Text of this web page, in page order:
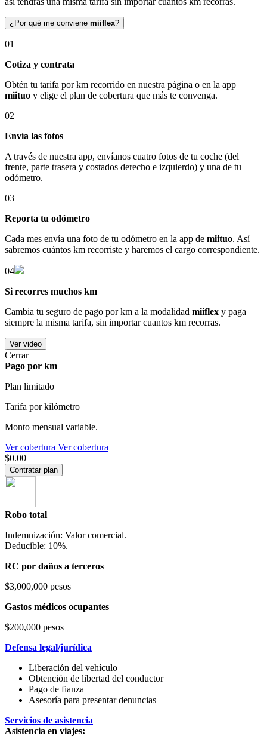
¿Por qué me conviene miiflex?
01
Cotiza y contrata
Obtén tu tarifa por km recorrido en nuestra página o en la app
miituo y elige el plan de cobertura que más te convenga.
02
Envía las fotos
A través de nuestra app, envíanos cuatro fotos de tu coche (del
frente, parte trasera y costados derecho e izquierdo) y una de tu
odómetro.
03
Reporta tu odómetro
Cada mes envía una foto de tu odómetro en la app de miituo. Así
sabremos cuántos km recorriste y haremos el cargo correspondiente.
04
Si recorres muchos km
Cambia tu seguro de pago por km a la modalidad miiflex y paga
siempre la misma tarifa, sin importar cuantos km recorras.
Ver video
Cerrar
Pago por km
Plan limitado
Tarifa por kilómetro
Monto mensual variable.
Ver cobertura Ver cobertura
$0.00
Contratar plan
Robo total
Indemnización: Valor comercial.
Deducible: 10%.
RC por daños a terceros
$3,000,000 pesos
Gastos médicos ocupantes
$200,000 pesos
Defensa legal/jurídica
Liberación del vehículo
Obtención de libertad del conductor
Pago de fianza
Asesoría para presentar denuncias
Servicios de asistencia
Asistencia en viajes: